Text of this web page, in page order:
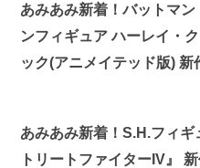
あみあみ新着！バットマ
ンフィギュア ハーレイ・
ック(アニメイテッド版)
あみあみ新着！S.H.フィ
トリートファイターIV』